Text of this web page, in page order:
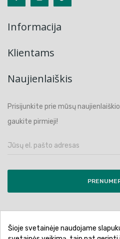
Informacija
Klientams
Naujienlaiškis
Prisijunkite prie mūsų
gaukite pirmieji!
Šioje svetainėje naudojame